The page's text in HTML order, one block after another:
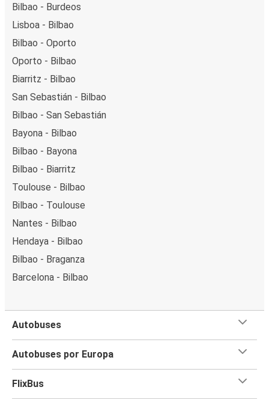
Bilbao - Burdeos
Lisboa - Bilbao
Bilbao - Oporto
Oporto - Bilbao
Biarritz - Bilbao
San Sebastián - Bilbao
Bilbao - San Sebastián
Bayona - Bilbao
Bilbao - Bayona
Bilbao - Biarritz
Toulouse - Bilbao
Bilbao - Toulouse
Nantes - Bilbao
Hendaya - Bilbao
Bilbao - Braganza
Barcelona - Bilbao
Autobuses
Autobuses por Europa
FlixBus